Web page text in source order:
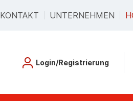
KONTAKT UNTERNEHMEN
Login/Registrierung